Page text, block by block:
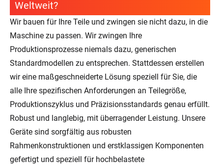
Weltweit?
Wir bauen für Ihre Teile und zwingen sie nicht dazu, in die
Maschine zu passen. Wir zwingen Ihre
Produktionsprozesse niemals dazu, generischen
Standardmodellen zu entsprechen. Stattdessen erstellen
wir eine maßgeschneiderte Lösung speziell für Sie, die
alle Ihre spezifischen Anforderungen an Teilegröße,
Produktionszyklus und Präzisionsstandards genau erfüllt.
Robust und langlebig, mit überragender Leistung. Unsere
Geräte sind sorgfältig aus robusten
Rahmenkonstruktionen und erstklassigen Komponenten
gefertigt und speziell für hochbelastete